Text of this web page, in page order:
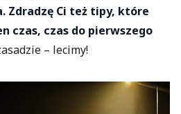
Zdradzę Ci też tipy, które
czas, czas do pierwszego
– lecimy!